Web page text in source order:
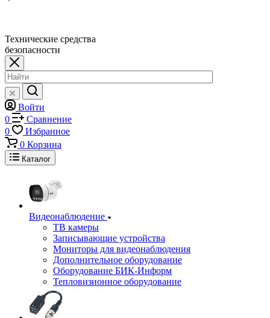
Технические средства
безопасности
Войти
0
Сравнение
0
Избранное
0 Корзина
Каталог
Видеонаблюдение
ТВ камеры
Записывающие устройства
Мониторы для видеонаблюдения
Дополнительное оборудование
Оборудование БИК-Информ
Тепловизионное оборудование